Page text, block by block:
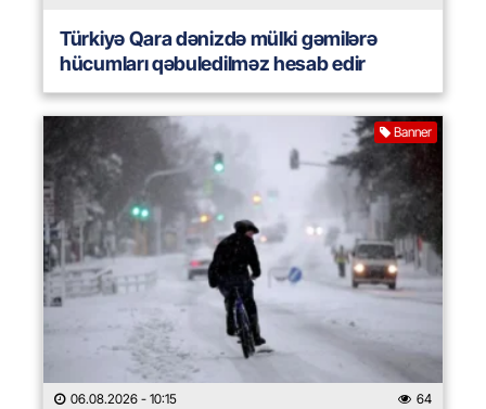
Türkiyə Qara dənizdə mülki gəmilərə
hücumları qəbuledilməz hesab edir
Banner
06.08.2026 - 10:15 64